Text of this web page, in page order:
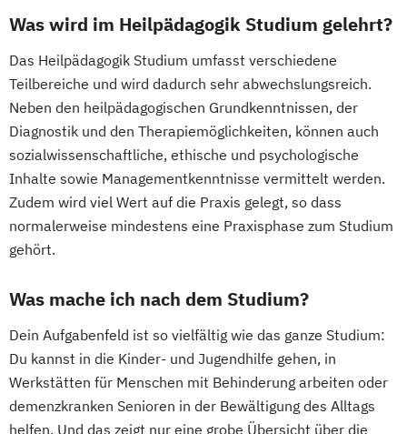
Was wird im Heilpädagogik Studium gelehrt?
Das Heilpädagogik Studium umfasst verschiedene
Teilbereiche und wird dadurch sehr abwechslungsreich.
Neben den heilpädagogischen Grundkenntnissen, der
Diagnostik und den Therapiemöglichkeiten, können auch
sozialwissenschaftliche, ethische und psychologische
Inhalte sowie Managementkenntnisse vermittelt werden.
Zudem wird viel Wert auf die Praxis gelegt, so dass
normalerweise mindestens eine Praxisphase zum Studium
gehört.
Was mache ich nach dem Studium?
Dein Aufgabenfeld ist so vielfältig wie das ganze Studium:
Du kannst in die Kinder- und Jugendhilfe gehen, in
Werkstätten für Menschen mit Behinderung arbeiten oder
demenzkranken Senioren in der Bewältigung des Alltags
helfen. Und das zeigt nur eine grobe Übersicht über die